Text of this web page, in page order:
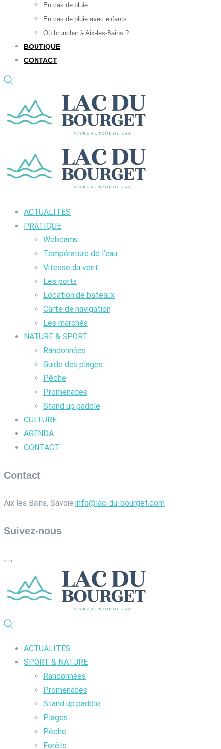
En cas de pluie
En cas de pluie avec enfants
Où bruncher à Aix-les-Bains ?
BOUTIQUE
CONTACT
ACTUALITES
PRATIQUE
Webcams
Température de l’eau
Vitesse du vent
Les ports
Location de bateaux
Carte de navigation
Les marchés
NATURE & SPORT
Randonnées
Guide des plages
Pêche
Promenades
Stand up paddle
CULTURE
AGENDA
CONTACT
Contact
Aix les Bains, Savoie info@lac-du-bourget.com
Suivez-nous
ACTUALITÉS
SPORT & NATURE
Randonnées
Promenades
Stand up paddle
Plages
Pêche
Forêts